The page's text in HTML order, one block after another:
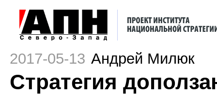
2017-05-13 Андрей Милюк
Стратегия